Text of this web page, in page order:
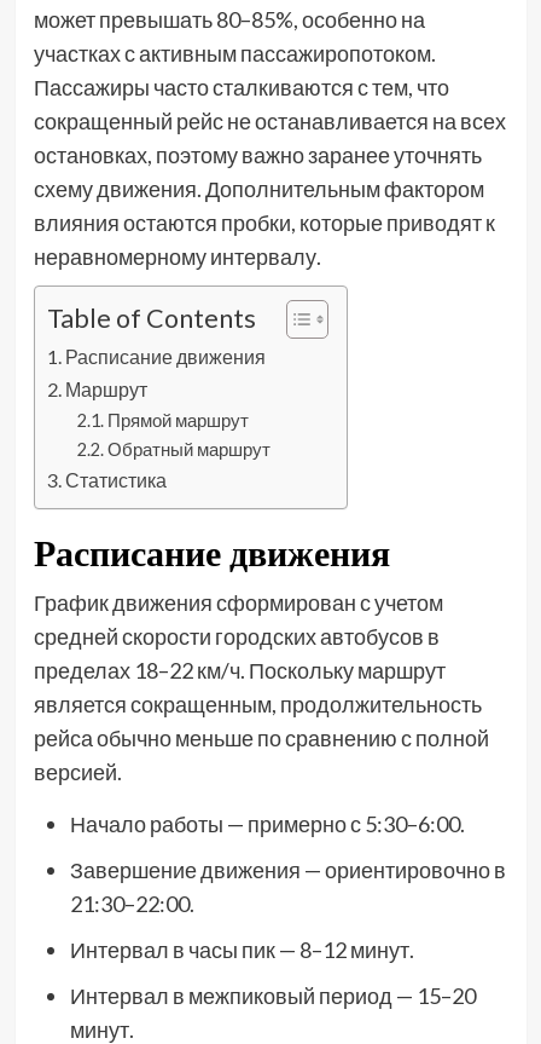
может превышать 80–85%, особенно на
участках с активным пассажиропотоком.
Пассажиры часто сталкиваются с тем, что
сокращенный рейс не останавливается на всех
остановках, поэтому важно заранее уточнять
схему движения. Дополнительным фактором
влияния остаются пробки, которые приводят к
неравномерному интервалу.
Table of Contents
Расписание движения
Маршрут
Прямой маршрут
Обратный маршрут
Статистика
Расписание движения
График движения сформирован с учетом
средней скорости городских автобусов в
пределах 18–22 км/ч. Поскольку маршрут
является сокращенным, продолжительность
рейса обычно меньше по сравнению с полной
версией.
Начало работы — примерно с 5:30–6:00.
Завершение движения — ориентировочно в
21:30–22:00.
Интервал в часы пик — 8–12 минут.
Интервал в межпиковый период — 15–20
минут.